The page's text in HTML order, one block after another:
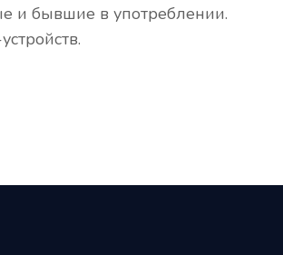
и бывшие в употреблении.